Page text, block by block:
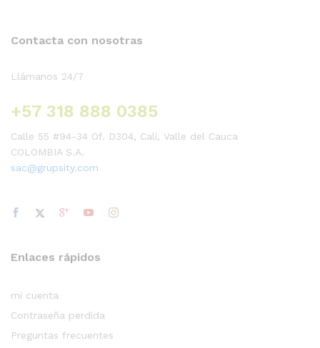
Contacta con nosotras
Llámanos 24/7
+57 318 888 0385
Calle 55 #94-34 Of. D304, Cali, Valle del Cauca
COLOMBIA S.A.
sac@grupsity.com
Enlaces rápidos
mi cuenta
Contraseña perdida
Preguntas frecuentes